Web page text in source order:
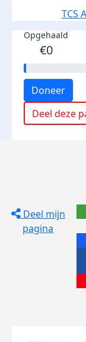
TCS
Opgehaald
€0
Doneer
Deel deze
Deel mijn
pagina